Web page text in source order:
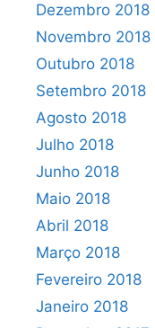
Dezembro 2018
Novembro 2018
Outubro 2018
Setembro 2018
Agosto 2018
Julho 2018
Junho 2018
Maio 2018
Abril 2018
Março 2018
Fevereiro 2018
Janeiro 2018